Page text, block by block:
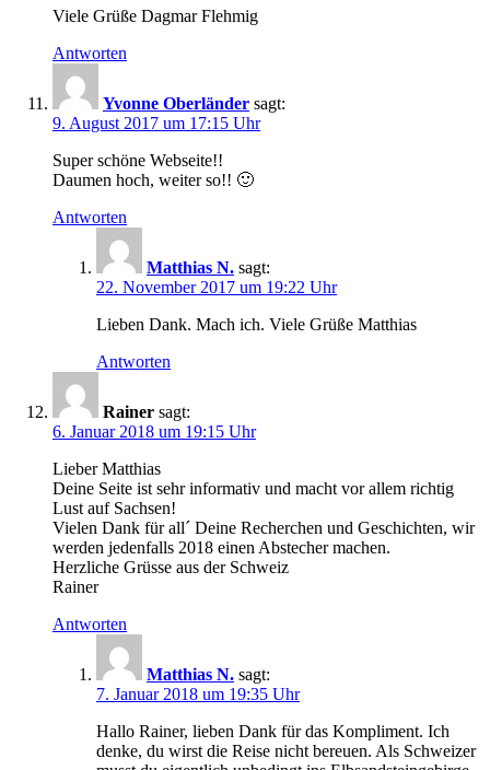
Viele Grüße Dagmar Flehmig
Antworten
Yvonne Oberländer sagt:
9. August 2017 um 17:15 Uhr
Super schöne Webseite!!
Daumen hoch, weiter so!! 🙂
Antworten
Matthias N. sagt:
22. November 2017 um 19:22 Uhr
Lieben Dank. Mach ich. Viele Grüße Matthias
Antworten
Rainer sagt:
6. Januar 2018 um 19:15 Uhr
Lieber Matthias
Deine Seite ist sehr informativ und macht vor allem richtig
Lust auf Sachsen!
Vielen Dank für all´ Deine Recherchen und Geschichten, wir
werden jedenfalls 2018 einen Abstecher machen.
Herzliche Grüsse aus der Schweiz
Rainer
Antworten
Matthias N. sagt:
7. Januar 2018 um 19:35 Uhr
Hallo Rainer, lieben Dank für das Kompliment. Ich
denke, du wirst die Reise nicht bereuen. Als Schweizer